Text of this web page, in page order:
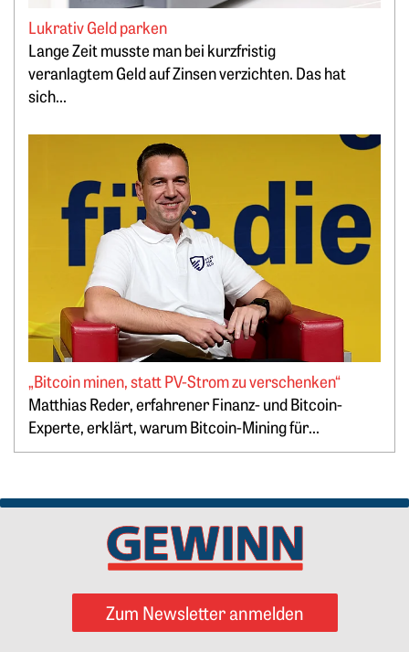
Springe zum Ende des Werbebanners
Lukrativ Geld parken
Lange Zeit musste man bei kurzfristig
veranlagtem Geld auf Zinsen verzichten. Das hat
sich...
„Bitcoin minen, statt PV-Strom zu verschenken“
Matthias Reder, erfahrener Finanz- und Bitcoin-
Experte, erklärt, warum Bitcoin-Mining für...
Weiterlesen: „Bitcoin minen, statt PV-Strom zu
Zum Newsletter anmelden